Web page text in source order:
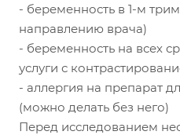
- беременность в 1-м
направлению врача)
- беременность на всех
услуги с
- аллергия на препарат
(можно делать без него)
Перед исследованием